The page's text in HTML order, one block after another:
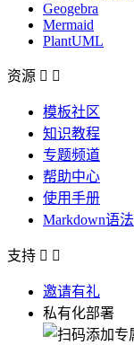
Geogebra
Mermaid
PlantUML
资源  
模板社区
知识教程
专题频道
帮助中心
使用手册
Markdown语法
支持  
邀请有礼
私有化部署